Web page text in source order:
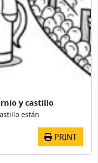
y castillo
están
PRINT